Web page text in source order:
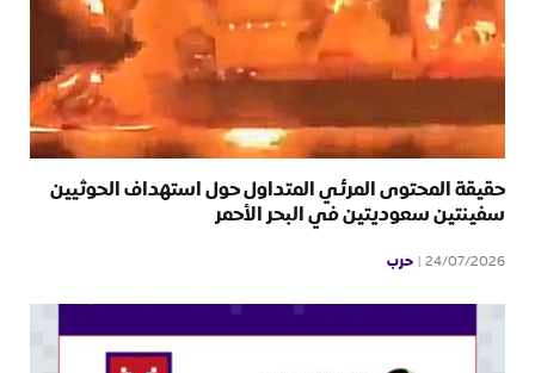
حقيقة المحتوى المرئي المتداول حول استهداف الحوثيين
سفينتين سعوديتين في البحر الأحمر
24/07/2026 حرب